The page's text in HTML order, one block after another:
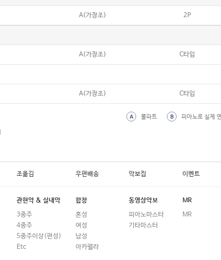
A(가장조) 2P
A(가장조) C타입
A(가장조) C타입
A 풀파트 B 피아노로 실제
조옮김 우편배송 악보집 이벤트
관현악 & 실내악
3중주
4중주
5중주이상(편성)
Etc
합창
혼성
여성
남성
아카펠라
동영상악보
피아노마스터
기타마스터
MR
MR